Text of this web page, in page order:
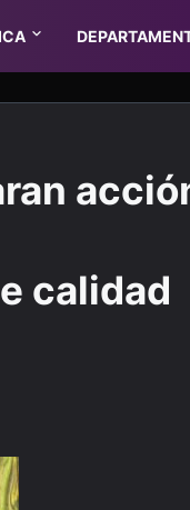
calidad